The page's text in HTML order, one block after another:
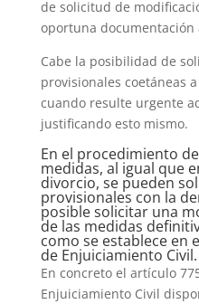
de solicitud de
oportuna documentación
Cabe la posibilidad de
provisionales coetáneas
cuando resulte urgente
justificando esto mismo.
En el procedimiento
medidas, al igual que
divorcio, se pueden
provisionales con la
posible solicitar una
de las medidas
como se establece en
de Enjuiciamiento Civil.
En concreto el artículo
Enjuiciamiento Civil